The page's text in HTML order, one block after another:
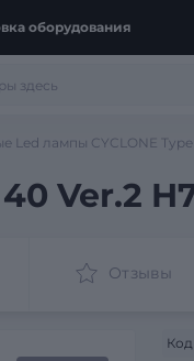
оборудования
Led лампы CYCLONE Type
Ver.2
Отзывы
Код